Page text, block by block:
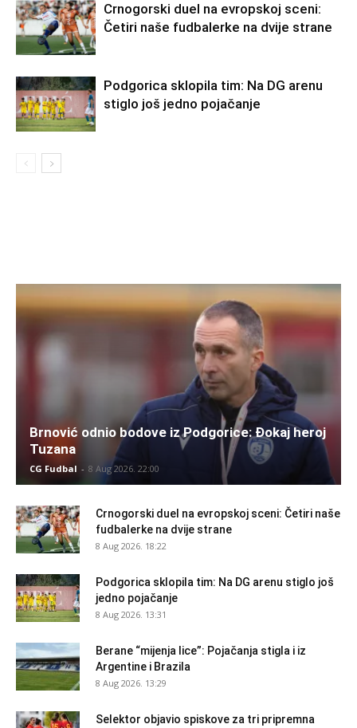
Crnogorski duel na evropskoj sceni:
Četiri naše fudbalerke na dvije strane
Podgorica sklopila tim: Na DG arenu
stiglo još jedno pojačanje
Brnović odnio bodove iz Podgorice: Đokaj heroj
Tuzana
CG Fudbal - 8 Aug 2026. 22:00
Crnogorski duel na evropskoj sceni: Četiri naše
fudbalerke na dvije strane
8 Aug 2026. 18:22
Podgorica sklopila tim: Na DG arenu stiglo još
jedno pojačanje
8 Aug 2026. 13:31
Berane “mijenja lice”: Pojačanja stigla i iz
Argentine i Brazila
8 Aug 2026. 13:29
Selektor objavio spiskove za tri pripremna